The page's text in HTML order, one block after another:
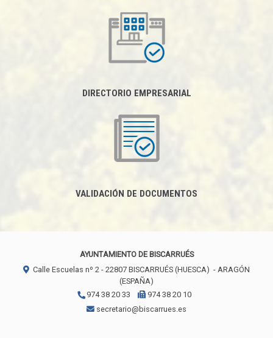
DIRECTORIO EMPRESARIAL
VALIDACIÓN DE DOCUMENTOS
AYUNTAMIENTO DE BISCARRUÉS
Calle Escuelas nº 2 - 22807 BISCARRUÉS (HUESCA) - ARAGÓN
(ESPAÑA)
974 38 20 33
974 38 20 10
secretario@biscarrues.es